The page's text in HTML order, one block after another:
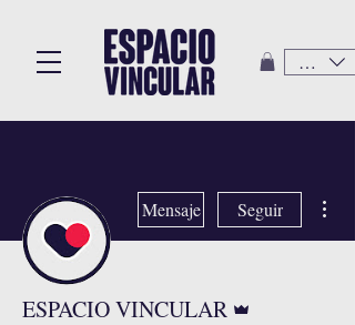
CLP ($)
Mensaje Seguir
ESPACIO VINCULAR